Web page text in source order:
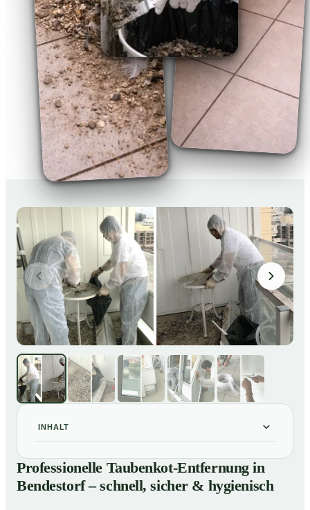
INHALT
01 Professionelle Taubenkot-Entfernung in Bendestorf –
schnell, sicher & hygienisch
Warum professionelle Taubenkot-Entfernung in
Professionelle Taubenkot-Entfernung in
Bendestorf – schnell, sicher & hygienisch